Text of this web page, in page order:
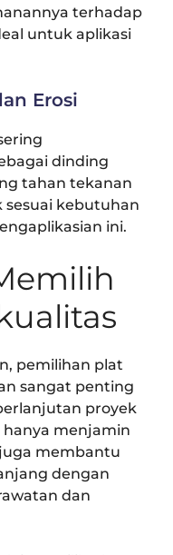
terhadap
untuk aplikasi
Erosi
dinding
tahan tekanan
kebutuhan
ini.
pemilihan plat
sangat penting
proyek
menjamin
membantu
dengan
dan